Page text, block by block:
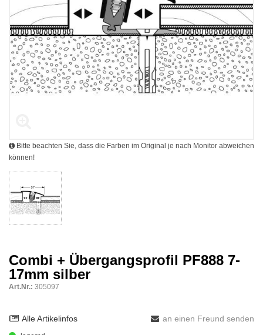
Bitte beachten Sie, dass die Farben im Original je nach Monitor abweichen
können!
Combi + Übergangsprofil PF888 7-
17mm silber
Art.Nr.: 305097
Alle Artikelinfos an einen Freund senden